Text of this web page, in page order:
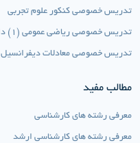
تدریس خصوصی کنکور علوم تجربی
تدریس خصوصی ریاضی عمومی (1) دانشگاهی
تدریس خصوصی معادلات دیفرانسیل
مطالب مفید
معرفی رشته های کارشناسی
معرفی رشته های کارشناسی ارشد